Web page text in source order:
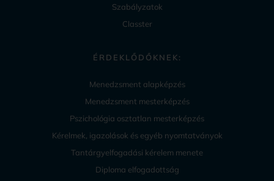
Szabályzatok
Classter
ÉRDEKLŐDŐKNEK:
Menedzsment alapképzés
Menedzsment mesterképzés
Pszichológia osztatlan mesterképzés
Kérelmek, igazolások és egyéb nyomtatványok
Tantárgyelfogadási kérelem menete
Diploma elfogadottság